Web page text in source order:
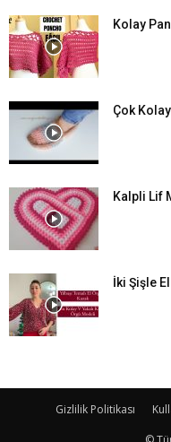
Kolay
Çok Kolay
Kalpli Lif
İki Şişle
Gizlilik Politikası